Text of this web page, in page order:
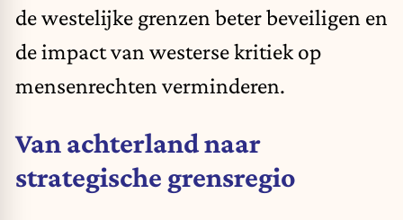
de westelijke grenzen beter beveiligen en
de impact van westerse kritiek op
mensenrechten verminderen.
Van achterland naar
strategische grensregio